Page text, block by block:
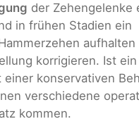
der Zehengelenke
in frühen Stadien ein
aufhalten
korrigieren. Ist ein
konservativen
verschiedene
kommen.